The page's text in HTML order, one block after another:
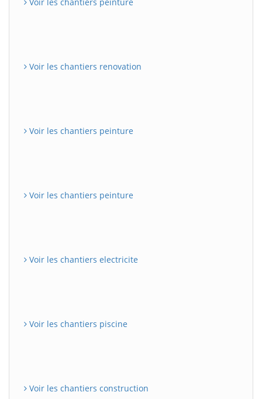
Voir les chantiers renovation
Voir les chantiers peinture
Voir les chantiers peinture
Voir les chantiers electricite
Voir les chantiers piscine
Voir les chantiers construction